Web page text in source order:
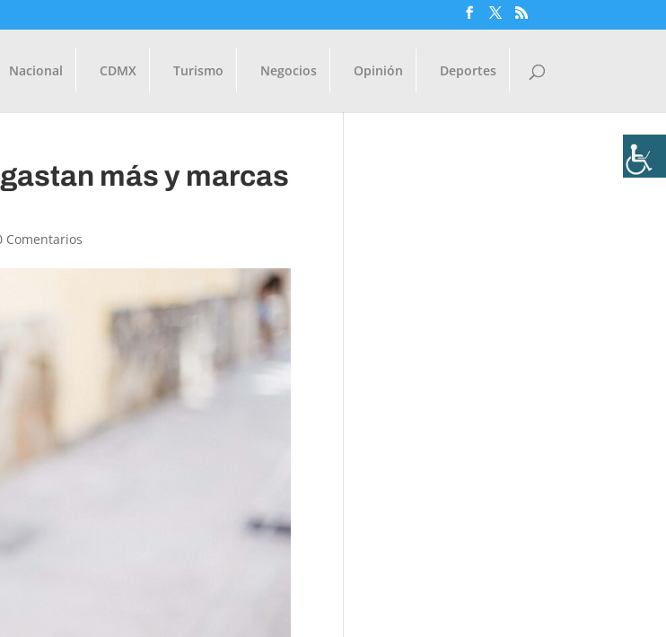
Nacional CDMX Turismo Negocios Opinión Deportes
más y marcas
Comentarios